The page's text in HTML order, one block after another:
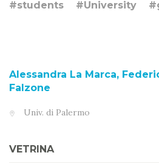
#students #University
Alessandra La Marca,
Falzone
Univ. di Palermo
VETRINA